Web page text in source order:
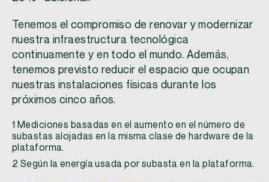
Tenemos el compromiso de renovar y modernizar
nuestra infraestructura tecnológica
continuamente y en todo el mundo. Además,
tenemos previsto reducir el espacio que ocupan
nuestras instalaciones físicas durante los
próximos cinco años.
1 Mediciones basadas en el aumento en el número de
subastas alojadas en la misma clase de hardware de la
plataforma.
2 Según la energía usada por subasta en la plataforma.